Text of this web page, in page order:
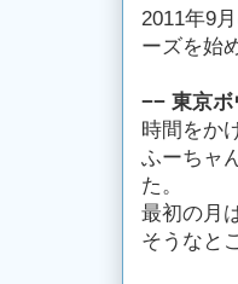
2011年9
ーズを始
−− 東京ボ
時間をか
ふーちャ
た。
最初の月
そうなと